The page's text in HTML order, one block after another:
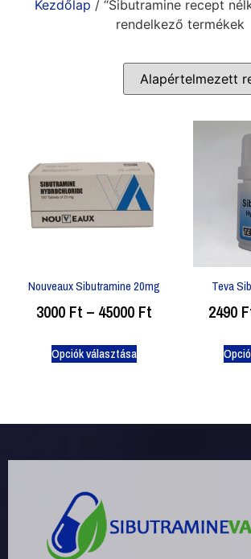
Kezdőlap / “Sibutramine recept
rendelkező termékek
Nouveaux Sibutramine 20mg
3000 Ft – 45000 Ft
Opciók választása
Teva
2490